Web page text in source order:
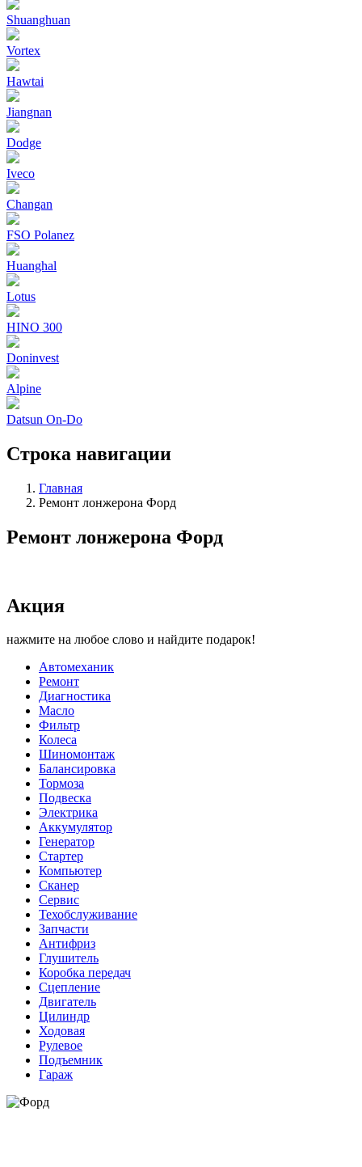
Shuanghuan
Vortex
Hawtai
Jiangnan
Dodge
Iveco
Changan
FSO Polanez
Huanghal
Lotus
HINO 300
Doninvest
Alpine
Datsun On-Do
Строка навигации
Главная
Ремонт лонжерона Форд
Ремонт лонжерона Форд
Акция
нажмите на любое слово и найдите подарок!
Автомеханик
Ремонт
Диагностика
Масло
Фильтр
Колеса
Шиномонтаж
Балансировка
Тормоза
Подвеска
Электрика
Аккумулятор
Генератор
Стартер
Компьютер
Сканер
Сервис
Техобслуживание
Запчасти
Антифриз
Глушитель
Коробка передач
Сцепление
Двигатель
Цилиндр
Ходовая
Рулевое
Подъемник
Гараж